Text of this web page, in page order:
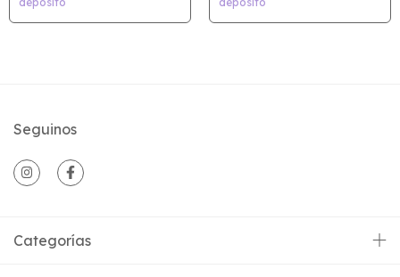
Seguinos
Categorías